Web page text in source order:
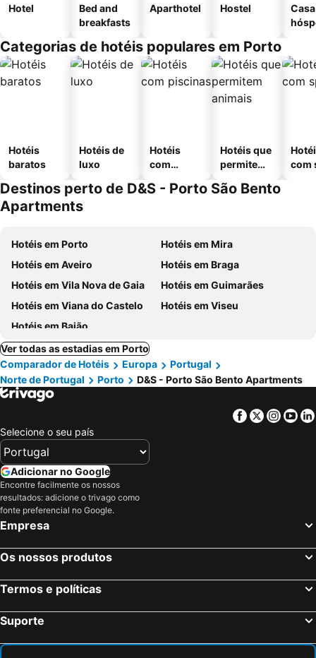
Hotel
Bed and
breakfasts
Aparthotel Hostel
Categorias de hotéis populares em Porto
Hotéis
baratos
Hotéis de
luxo
Hotéis
com
Hotéis que
permitem
com
Destinos perto de D&S - Porto São Bento
Apartments
Hotéis em Porto
Hotéis em Mira
Hotéis em Aveiro
Hotéis em Braga
Hotéis em Vila Nova de Gaia
Hotéis em Guimarães
Hotéis em Viana do Castelo
Hotéis em Viseu
Hotéis em Baião
Ver todas as estadias em Porto
Comparador de Hotéis
Europa
Portugal
Norte de Portugal
Porto D&S - Porto São Bento Apartments
Facebook
Twitter
Selecione o seu país
Adicionar no Google
Encontre facilmente os nossos
resultados: adicione o trivago como
fonte preferencial no Google.
Empresa
Os nossos produtos
Termos e políticas
Suporte